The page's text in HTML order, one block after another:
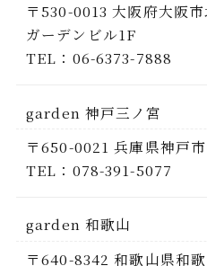
〒530-0013 大阪府大阪
ガーデンビル1F
TEL：06-6373-7888
garden 神戸三ノ宮
〒650-0021 兵庫県神戸
TEL：078-391-5077
garden 和歌山
〒640-8342 和歌山県和